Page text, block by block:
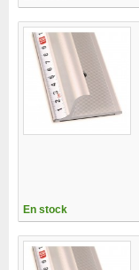
En stock